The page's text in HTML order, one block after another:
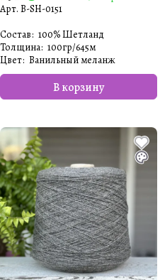
Арт. B-SH-0151
В корзину
Состав: 100% Шетланд
Толщина: 100гр/645м
Цвет: Ванильный меланж